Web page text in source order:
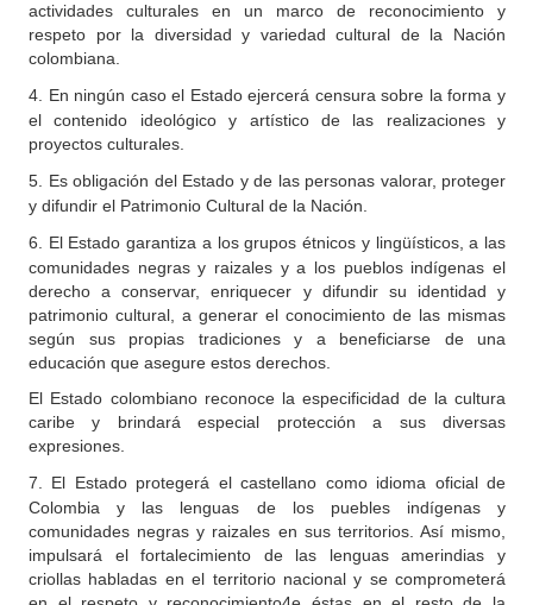
actividades culturales en un marco de reconocimiento y
respeto por la diversidad y variedad cultural de la Nación
colombiana.
4.
En ningún caso el Estado ejercerá censura sobre la forma y
el contenido ideológico y artístico de las realizaciones y
proyectos culturales.
5.
Es obligación del Estado y de las personas valorar, proteger
y difundir el Patrimonio Cultural de la Nación.
6.
El Estado garantiza a los grupos étnicos y lingüísticos, a las
comunidades negras y raizales y a los pueblos indígenas el
derecho a conservar, enriquecer y difundir su identidad y
patrimonio cultural, a generar el conocimiento de las mismas
según sus propias tradiciones y a beneficiarse de una
educación que asegure estos derechos.
El Estado colombiano reconoce la especificidad de la cultura
caribe y brindará especial protección a sus diversas
expresiones.
7.
El Estado protegerá el castellano como idioma oficial de
Colombia y las lenguas de los puebles indígenas y
comunidades negras y raizales en sus territorios. Así mismo,
impulsará el fortalecimiento de las lenguas amerindias y
criollas habladas en el territorio nacional y se comprometerá